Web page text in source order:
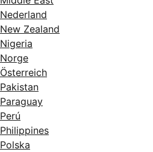
Nederland
New Zealand
Nigeria
Norge
Österreich
Pakistan
Paraguay
Perú
Philippines
Polska